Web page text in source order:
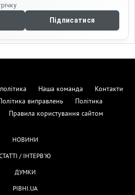
Підписатися
Наша команда
Контакти
виправлень
Політика
Правила користування сайтом
НОВИНИ
/ ІНТЕРВ'Ю
ДУМКИ
РІВНІ.UA